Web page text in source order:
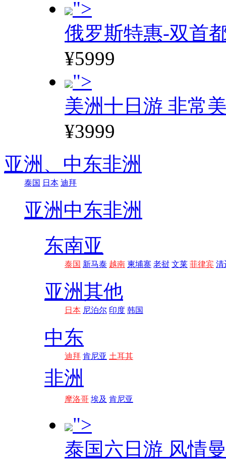
">
俄罗斯特惠-双首
¥5999
">
美洲十日游 非常
¥3999
亚洲、 中东非洲
泰国 日本 迪拜
亚洲 中东非洲
东南亚
泰国 新马泰 越南 柬埔寨 老挝 文莱 菲律宾 清
亚洲其他
日本 尼泊尔 印度 韩国
中东
迪拜 肯尼亚 土耳其
非洲
摩洛哥 埃及 肯尼亚
">
泰国六日游 风情